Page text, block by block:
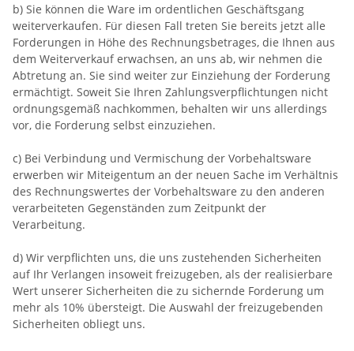
b) Sie können die Ware im ordentlichen Geschäftsgang
weiterverkaufen. Für diesen Fall treten Sie bereits jetzt alle
Forderungen in Höhe des Rechnungsbetrages, die Ihnen aus
dem Weiterverkauf erwachsen, an uns ab, wir nehmen die
Abtretung an. Sie sind weiter zur Einziehung der Forderung
ermächtigt. Soweit Sie Ihren Zahlungsverpflichtungen nicht
ordnungsgemäß nachkommen, behalten wir uns allerdings
vor, die Forderung selbst einzuziehen.
c) Bei Verbindung und Vermischung der Vorbehaltsware
erwerben wir Miteigentum an der neuen Sache im Verhältnis
des Rechnungswertes der Vorbehaltsware zu den anderen
verarbeiteten Gegenständen zum Zeitpunkt der
Verarbeitung.
d) Wir verpflichten uns, die uns zustehenden Sicherheiten
auf Ihr Verlangen insoweit freizugeben, als der realisierbare
Wert unserer Sicherheiten die zu sichernde Forderung um
mehr als 10% übersteigt. Die Auswahl der freizugebenden
Sicherheiten obliegt uns.